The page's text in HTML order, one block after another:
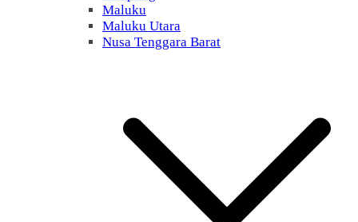
Maluku
Maluku Utara
Nusa Tenggara Barat